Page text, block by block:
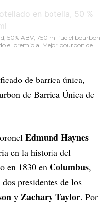
50% ABV, 750 ml fue el bourbon
el premio al Mejor bourbon de
de barrica única,
de Barrica Única de
Edmund Haynes
en la historia del
en 1830 en Columbus,
presidentes de los
y Zachary Taylor. Por